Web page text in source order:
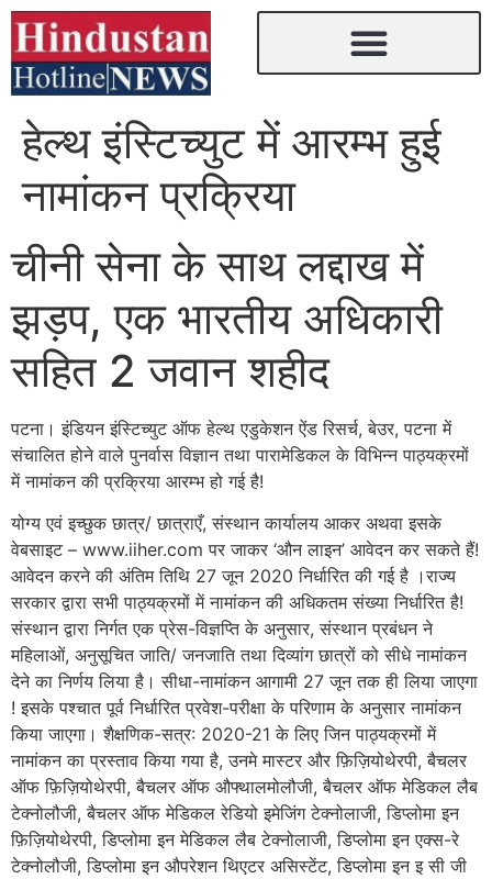
हेल्थ इंस्टिच्युट में आरम्भ हुई
नामांकन प्रक्रिया
चीनी सेना के साथ लद्दाख में
झड़प, एक भारतीय अधिकारी
सहित 2 जवान शहीद
पटना। इंडियन इंस्टिच्युट ऑफ हेल्थ एडुकेशन ऐंड रिसर्च, बेउर, पटना में
संचालित होने वाले पुनर्वास विज्ञान तथा पारामेडिकल के विभिन्न पाठ्यक्रमों
में नामांकन की प्रक्रिया आरम्भ हो गई है!
योग्य एवं इच्छुक छात्र/ छात्राएँ, संस्थान कार्यालय आकर अथवा इसके
वेबसाइट – www.iiher.com पर जाकर ‘औन लाइन’ आवेदन कर सकते हैं!
आवेदन करने की अंतिम तिथि 27 जून 2020 निर्धारित की गई है ।राज्य
सरकार द्वारा सभी पाठ्यक्रमों में नामांकन की अधिकतम संख्या निर्धारित है!
संस्थान द्वारा निर्गत एक प्रेस-विज्ञप्ति के अनुसार, संस्थान प्रबंधन ने
महिलाओं, अनुसूचित जाति/ जनजाति तथा दिव्यांग छात्रों को सीधे नामांकन
देने का निर्णय लिया है। सीधा-नामांकन आगामी 27 जून तक ही लिया जाएगा
! इसके पश्चात पूर्व निर्धारित प्रवेश-परीक्षा के परिणाम के अनुसार नामांकन
किया जाएगा। शैक्षणिक-सत्र: 2020-21 के लिए जिन पाठ्यक्रमों में
नामांकन का प्रस्ताव किया गया है, उनमे मास्टर और फ़िज़ियोथेरपी, बैचलर
ऑफ फ़िज़ियोथेरपी, बैचलर ऑफ औफ्थालमोलौजी, बैचलर ऑफ मेडिकल लैब
टेक्नोलौजी, बैचलर ऑफ मेडिकल रेडियो इमेजिंग टेक्नोलाजी, डिप्लोमा इन
फ़िज़ियोथेरपी, डिप्लोमा इन मेडिकल लैब टेक्नोलाजी, डिप्लोमा इन एक्स-रे
टेक्नोलौजी, डिप्लोमा इन औपरेशन थिएटर असिस्टेंट, डिप्लोमा इन इ सी जी